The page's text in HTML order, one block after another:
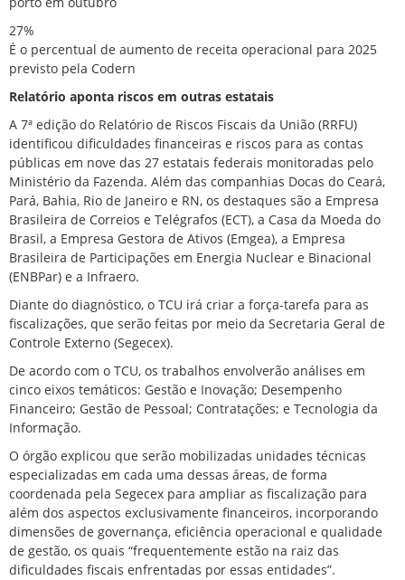
27%
É o percentual de aumento de receita operacional para 2025
previsto pela Codern
Relatório aponta riscos em outras estatais
A 7ª edição do Relatório de Riscos Fiscais da União (RRFU)
identificou dificuldades financeiras e riscos para as contas
públicas em nove das 27 estatais federais monitoradas pelo
Ministério da Fazenda. Além das companhias Docas do Ceará,
Pará, Bahia, Rio de Janeiro e RN, os destaques são a Empresa
Brasileira de Correios e Telégrafos (ECT), a Casa da Moeda do
Brasil, a Empresa Gestora de Ativos (Emgea), a Empresa
Brasileira de Participações em Energia Nuclear e Binacional
(ENBPar) e a Infraero.
Diante do diagnóstico, o TCU irá criar a força-tarefa para as
fiscalizações, que serão feitas por meio da Secretaria Geral de
Controle Externo (Segecex).
De acordo com o TCU, os trabalhos envolverão análises em
cinco eixos temáticos: Gestão e Inovação; Desempenho
Financeiro; Gestão de Pessoal; Contratações; e Tecnologia da
Informação.
O órgão explicou que serão mobilizadas unidades técnicas
especializadas em cada uma dessas áreas, de forma
coordenada pela Segecex para ampliar as fiscalização para
além dos aspectos exclusivamente financeiros, incorporando
dimensões de governança, eficiência operacional e qualidade
de gestão, os quais “frequentemente estão na raiz das
dificuldades fiscais enfrentadas por essas entidades”.